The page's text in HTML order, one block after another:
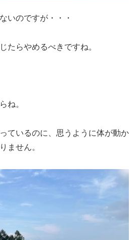
いのですが・・・
たらやめるべきですね。
ね。
ているのに、思うように体が動か
ません。